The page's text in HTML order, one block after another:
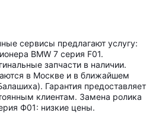
сервисы предлагают услугу:
BMW 7 серия F01.
запчасти в наличии.
в Москве и в ближайшем
Гарантия предоставляет
клиентам. Замена ролика
Ф01: низкие цены.